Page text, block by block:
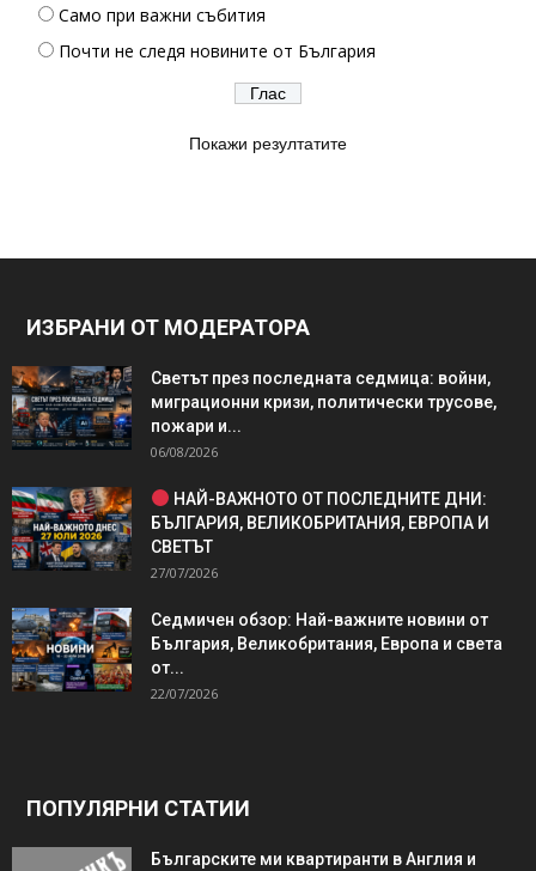
Само при важни събития
Почти не следя новините от България
Покажи резултатите
ИЗБРАНИ ОТ МОДЕРАТОРА
Светът през последната седмица: войни,
миграционни кризи, политически трусове,
пожари и...
06/08/2026
НАЙ-ВАЖНОТО ОТ ПОСЛЕДНИТЕ ДНИ:
БЪЛГАРИЯ, ВЕЛИКОБРИТАНИЯ, ЕВРОПА И
СВЕТЪТ
27/07/2026
Седмичен обзор: Най-важните новини от
България, Великобритания, Европа и света
от...
22/07/2026
ПОПУЛЯРНИ СТАТИИ
Българските ми квартиранти в Англия и